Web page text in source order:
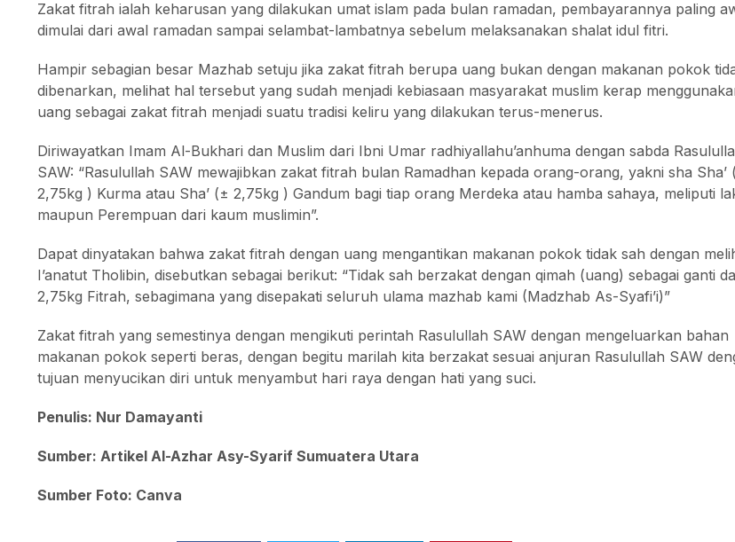
Zakat fitrah ialah keharusan yang dilakukan umat islam pada bulan ramadan, pembayarannya paling
dimulai dari awal ramadan sampai selambat-lambatnya sebelum melaksanakan shalat idul fitri.
Hampir sebagian besar Mazhab setuju jika zakat fitrah berupa uang bukan dengan makanan pokok
dibenarkan, melihat hal tersebut yang sudah menjadi kebiasaan masyarakat muslim kerap
uang sebagai zakat fitrah menjadi suatu tradisi keliru yang dilakukan terus-menerus.
Diriwayatkan Imam Al-Bukhari dan Muslim dari Ibni Umar radhiyallahu’anhuma dengan sabda
SAW: “Rasulullah SAW mewajibkan zakat fitrah bulan Ramadhan kepada orang-orang, yakni sha Sha’
2,75kg ) Kurma atau Sha’ (± 2,75kg ) Gandum bagi tiap orang Merdeka atau hamba sahaya, meliputi
maupun Perempuan dari kaum muslimin”.
Dapat dinyatakan bahwa zakat fitrah dengan uang mengantikan makanan pokok tidak sah dengan
I’anatut Tholibin, disebutkan sebagai berikut: “Tidak sah berzakat dengan qimah (uang) sebagai ganti
2,75kg Fitrah, sebagimana yang disepakati seluruh ulama mazhab kami (Madzhab As-Syafi’i)”
Zakat fitrah yang semestinya dengan mengikuti perintah Rasulullah SAW dengan mengeluarkan bahan
makanan pokok seperti beras, dengan begitu marilah kita berzakat sesuai anjuran Rasulullah SAW
tujuan menyucikan diri untuk menyambut hari raya dengan hati yang suci.
Penulis: Nur Damayanti
Sumber: Artikel Al-Azhar Asy-Syarif Sumuatera Utara
Sumber Foto: Canva